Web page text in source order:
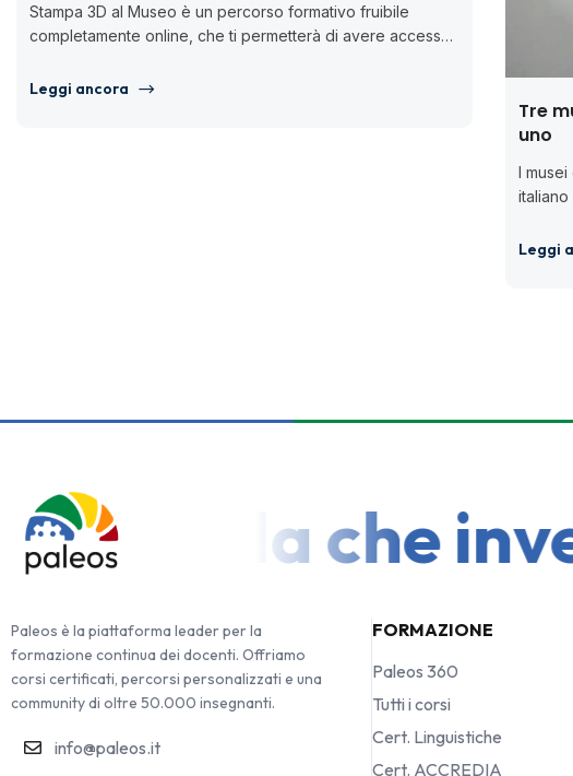
Stampa 3D al Museo è un percorso formativo fruibile
completamente online, che ti permetterà di avere accesso
Leggi ancora
Tre
uno
I
Leggi
Scuola che
Paleos è la piattaforma leader per la
formazione continua dei docenti. Offriamo
corsi certificati, percorsi personalizzati e una
community di oltre 50.000 insegnanti.
info@paleos.it
FORMAZIONE
Paleos 360
Tutti i corsi
Cert. Linguistiche
Cert. ACCREDIA